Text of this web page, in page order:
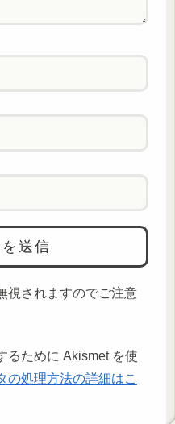
視されますのでご注意
るために Akismet を使
の処理方法の詳細はこ